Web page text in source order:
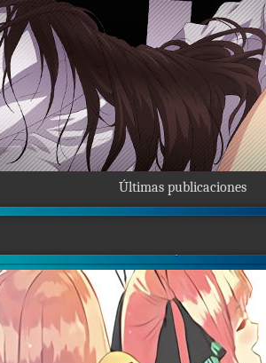
Últimas publicaciones